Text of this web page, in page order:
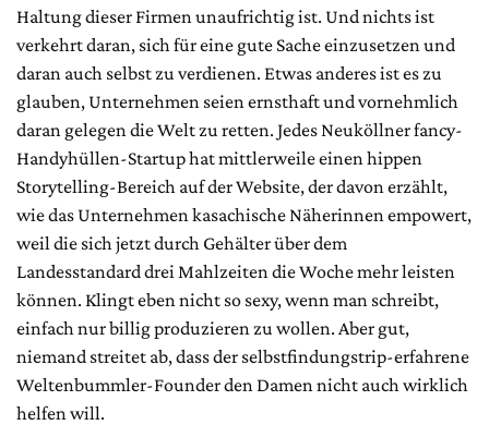
Haltung dieser Firmen unaufrichtig ist. Und nichts ist
verkehrt daran, sich für eine gute Sache einzusetzen und
daran auch selbst zu verdienen. Etwas anderes ist es zu
glauben, Unternehmen seien ernsthaft und vornehmlich
daran gelegen die Welt zu retten. Jedes Neuköllner fancy-
Handyhüllen-Startup hat mittlerweile einen hippen
Storytelling-Bereich auf der Website, der davon erzählt,
wie das Unternehmen kasachische Näherinnen empowert,
weil die sich jetzt durch Gehälter über dem
Landesstandard drei Mahlzeiten die Woche mehr leisten
können. Klingt eben nicht so sexy, wenn man schreibt,
einfach nur billig produzieren zu wollen. Aber gut,
niemand streitet ab, dass der selbstfindungstrip-erfahrene
Weltenbummler-Founder den Damen nicht auch wirklich
helfen will.